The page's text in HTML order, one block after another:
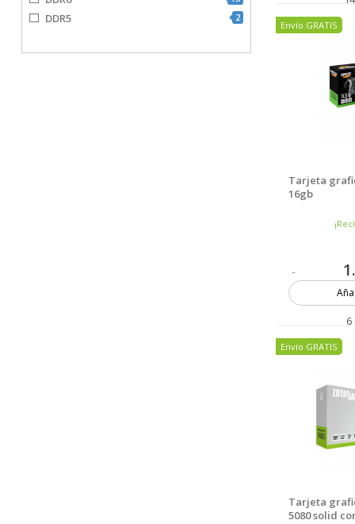
DDR5 2
Tarjeta
16gb
Envío GRATIS
Tarjeta
5080 solid
Envío GRATIS